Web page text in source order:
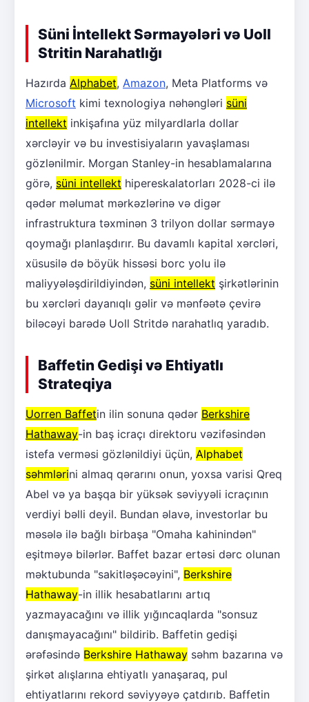
Süni İntellekt Sərmayələri və Uoll
Stritin Narahatlığı
Hazırda Alphabet, Amazon, Meta Platforms və
Microsoft kimi texnologiya nəhəngləri süni
intellekt inkişafına yüz milyardlarla dollar
xərcləyir və bu investisiyaların yavaşlaması
gözlənilmir. Morgan Stanley-in hesablamalarına
görə, süni intellekt hipereskalatorları 2028-ci ilə
qədər məlumat mərkəzlərinə və digər
infrastruktura təxminən 3 trilyon dollar sərmayə
qoymağı planlaşdırır. Bu davamlı kapital xərcləri,
xüsusilə də böyük hissəsi borc yolu ilə
maliyyələşdirildiyindən, süni intellekt şirkətlərinin
bu xərcləri dayanıqlı gəlir və mənfəətə çevirə
biləcəyi barədə Uoll Stritdə narahatlıq yaradıb.
Baffetin Gedişi və Ehtiyatlı
Strateqiya
Uorren Baffetin ilin sonuna qədər Berkshire
Hathaway-in baş icraçı direktoru vəzifəsindən
istefa verməsi gözlənildiyi üçün, Alphabet
səhmlərini almaq qərarını onun, yoxsa varisi Qreq
Abel və ya başqa bir yüksək səviyyəli icraçının
verdiyi bəlli deyil. Bundan əlavə, investorlar bu
məsələ ilə bağlı birbaşa "Omaha kahinindən"
eşitməyə bilərlər. Baffet bazar ertəsi dərc olunan
məktubunda "sakitləşəcəyini", Berkshire
Hathaway-in illik hesabatlarını artıq
yazmayacağını və illik yığıncaqlarda "sonsuz
danışmayacağını" bildirib. Baffetin gedişi
ərəfəsində Berkshire Hathaway səhm bazarına və
şirkət alışlarına ehtiyatlı yanaşaraq, pul
ehtiyatlarını rekord səviyyəyə çatdırıb. Baffetin